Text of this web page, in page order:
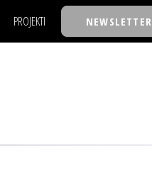
PROJEKTI
BACK TO OFFICE/SCHOOL
NEWSLETTER
NAJKOLEGA